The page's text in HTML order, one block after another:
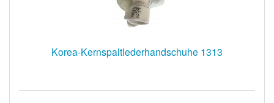
Korea-Kernspaltlederhandschuhe 1313